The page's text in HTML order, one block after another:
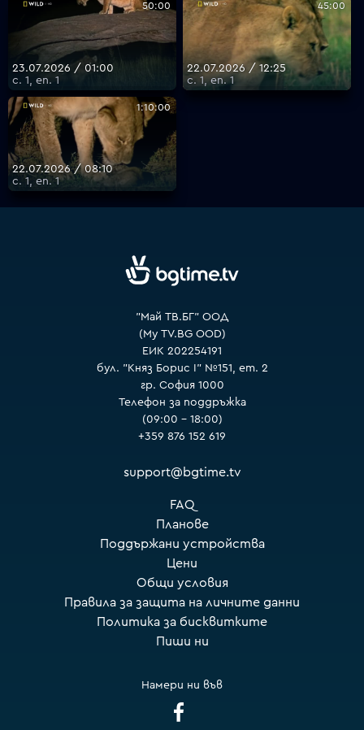
VOYO
50:00
23.07.2026 / 01:00
с. 1, еп. 1
45:00
22.07.2026 / 12:25
с. 1, еп. 1
1:10:00
22.07.2026 / 08:10
с. 1, еп. 1
"Май ТВ.БГ" ООД
(My TV.BG OOD)
ЕИК 202254191
бул. "Княз Борис I" №151, ет. 2
гр. София 1000
Телефон за поддръжка
(09:00 – 18:00)
+359 876 152 619
support@bgtime.tv
FAQ
Планове
Поддържани устройства
Цени
Общи условия
Правила за защита на личните данни
Политика за бисквитките
Пиши ни
Намери ни във